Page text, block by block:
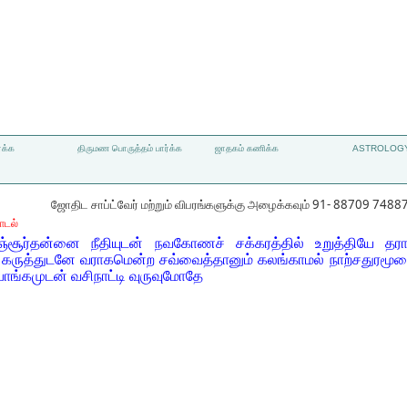
திருமண பொருத்தம் பார்க்க ஜாதகம் கணிக்க
ஜோதிட சாப்ட்வேர் மற்றும் விபரங்களுக்கு அழைக்கவும் 91- 88709
நீதியுடன் நவகோணச் சக்கரத்தில் உறுத்தியே
கருத்துடனே வராகமென்ற சவ்வைத்தானும் கலங்காமல்
வசிநாட்டி வுருவுமோதே